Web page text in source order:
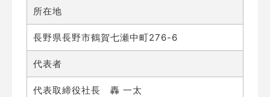
所在地
長野県長野市鶴賀七瀬中町276-6
代表者
代表取締役社長 轟 一太